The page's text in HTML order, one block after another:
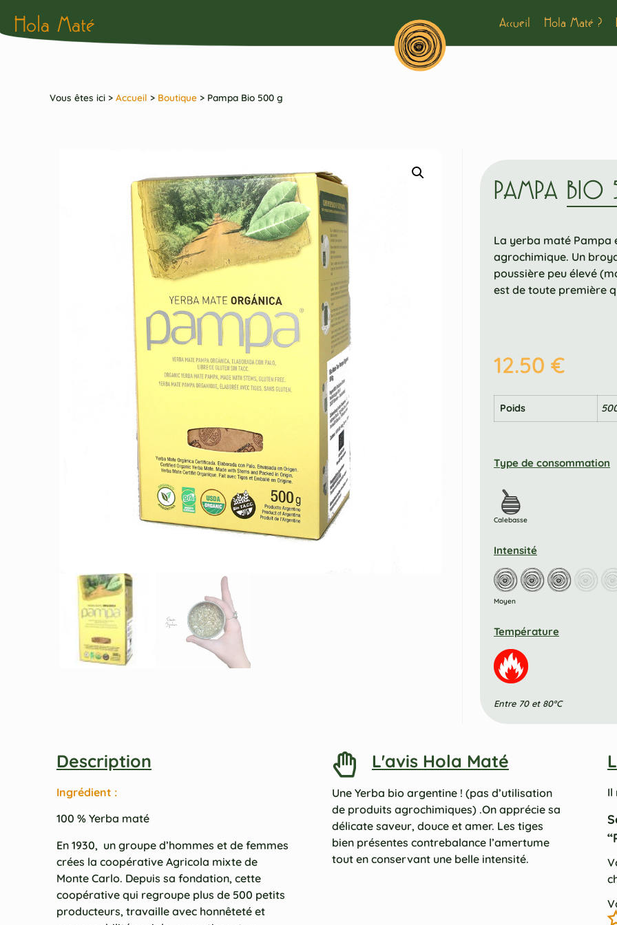
Hola Maté Accueil Hola Maté ?
Vous êtes ici > Accueil > Boutique > Pampa Bio 500 g
PAMPA
La yerba maté Pampa
agrochimique. Un
poussière peu élevé
est de toute première
12.50 €
Poids
Type de consommation
Calebasse
Intensité
Moyen
Température
Entre 70 et 80°C
Description
Ingrédient :
100 % Yerba maté
En 1930, un groupe d’hommes et de femmes
crées la coopérative Agricola mixte de
Monte Carlo. Depuis sa fondation, cette
coopérative qui regroupe plus de 500 petits
producteurs, travaille avec honnêteté et
L'avis Hola Maté
Une Yerba bio argentine ! (pas d’utilisation
de produits agrochimiques) .On apprécie sa
délicate saveur, douce et amer. Les tiges
bien présentes contrebalance l’amertume
tout en conservant une belle intensité.
Il